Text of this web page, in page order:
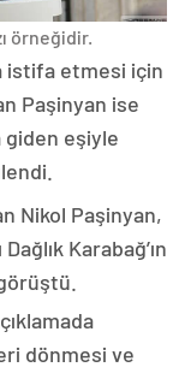
örneğidir.
istifa etmesi için
Paşinyan ise
giden eşiyle
Nikol Paşinyan,
Karabağ’ın
dönmesi ve